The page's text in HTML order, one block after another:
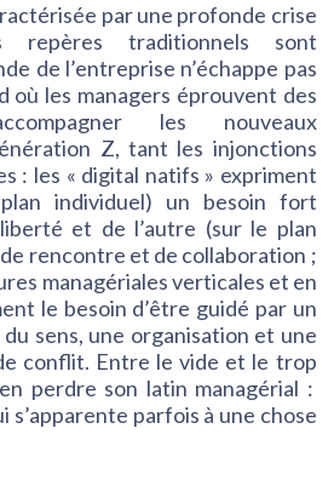
par une profonde crise
repères traditionnels sont
de l’entreprise n’échappe pas
où les managers éprouvent des
les nouveaux
Z, tant les injonctions
: les « digital natifs » expriment
individuel) un besoin fort
et de l’autre (sur le plan
rencontre et de collaboration ;
managériales verticales et en
le besoin d’être guidé par un
sens, une organisation et une
conflit. Entre le vide et le trop
perdre son latin managérial :
s’apparente parfois à une chose